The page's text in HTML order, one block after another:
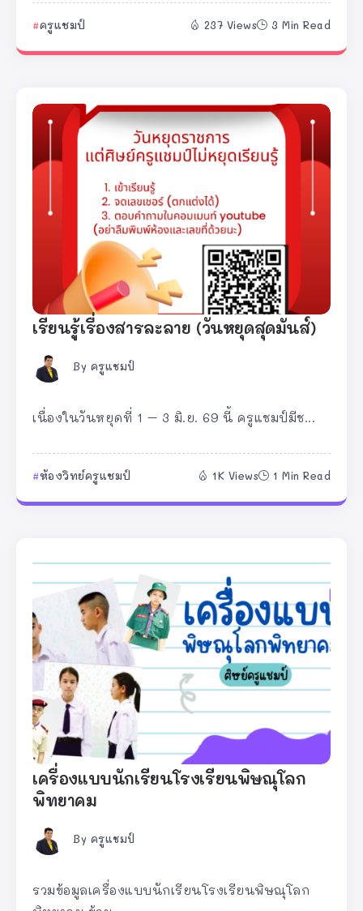
ครูแชมป์ 237 Views 3 Min Read
เรียนรู้เรื่องสารละลาย (วันหยุดสุดมันส์)
By ครูแชมป์
เนื่องในวันหยุดที่ 1 – 3 มิ.ย. 69 นี้ ครูแชมป์มีช...
ห้องวิทย์ครูแชมป์ 1K Views 1 Min Read
เครื่องแบบนักเรียนโรงเรียนพิษณุโลก
พิทยาคม
By ครูแชมป์
รวมข้อมูลเครื่องแบบนักเรียนโรงเรียนพิษณุโลก